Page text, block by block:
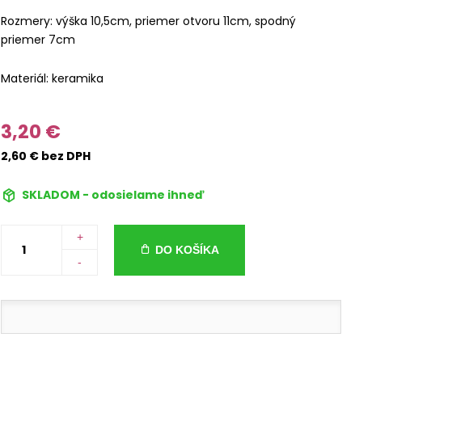
Rozmery: výška 10,5cm, priemer otvoru 11cm, spodný
priemer 7cm
Materiál: keramika
3,20 €
2,60 € bez DPH
SKLADOM - odosielame ihneď
+
-
DO KOŠÍKA